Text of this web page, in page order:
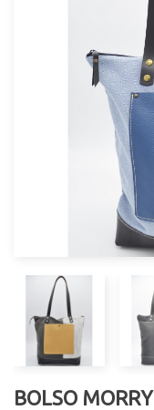
BOLSO MORRY